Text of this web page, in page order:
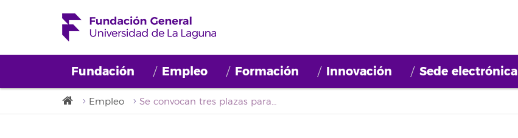
Fundación Empleo Formación Innovación Sede electrónica
Empleo Se convocan tres plazas para el proyecto 'Barrios por el Empleo – Juntos más Fuertes', financiado por el Cabildo Insular de Tenerife y FIFEDE